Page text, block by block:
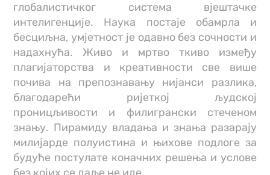
глобалистичког система вјештачке
интелигенције. Наука постаје обамрла и
бесциљна, умјетност је одавно без сочности и
надахнућа. Живо и мртво ткиво између
плагијаторства и креативности све више
почива на препознавању нијанси разлика,
благодарећи ријеткој људској
проницљивости и филигрански стеченом
знању. Пирамиду владања и знања разарају
милијарде полуистина и њихове подлоге за
будуће постулате коначних решења и услове